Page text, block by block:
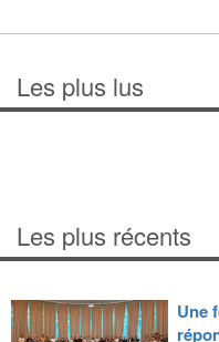
Les plus lus
Les plus récents
Une